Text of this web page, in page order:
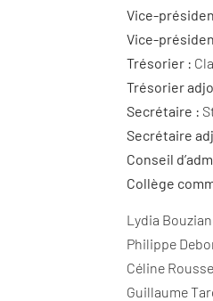
Vice-
Vice-
Trésorier :
Trésorier
Secrétaire :
Secrétaire
Conseil
Collège
Lydia
Philippe
Céline
Guillaume